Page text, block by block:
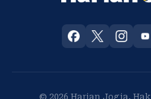
© 2026 Harian Jogja.